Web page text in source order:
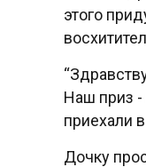
этого
Наш приз -
приехали
Дочку